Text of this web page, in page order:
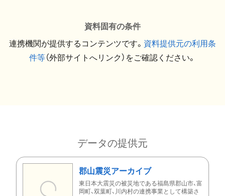
資料固有の条件
連携機関が提供するコンテンツです。 資料提供元の利用条
件等（外部サイトへリンク）をご確認ください。
データの提供元
郡山震災アーカイブ
東日本大震災の被災地である福島県郡山市、富
岡町、双葉町、川内村の連携事業として構築さ